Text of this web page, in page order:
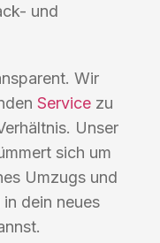
und
Wir
Service zu
Unser
sich um
Umzugs und
dein neues